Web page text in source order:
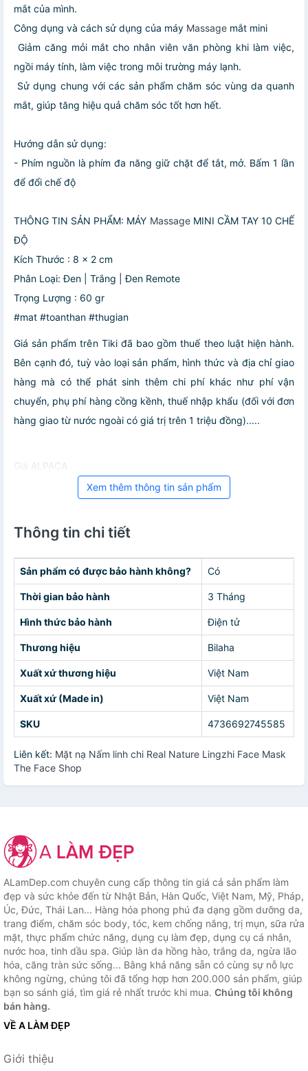
mắt của mình.
Công dụng và cách sử dụng của máy Massage mắt mini
️ Giảm căng mỏi mắt cho nhân viên văn phòng khi làm việc,
ngồi máy tính, làm việc trong môi trường máy lạnh.
️ Sử dụng chung với các sản phẩm chăm sóc vùng da quanh
mắt, giúp tăng hiệu quả chăm sóc tốt hơn hết.
Hướng dẫn sử dụng:
- Phím nguồn là phím đa năng giữ chặt để tắt, mở. Bấm 1 lần
để đổi chế độ
THÔNG TIN SẢN PHẨM: MÁY MassageMINI CẦM TAY 10 CHẾ
ĐỘ
Kích Thước : 8 x 2 cm
Phân Loại: Đen | Trắng | Đen Remote
Trọng Lượng : 60 gr
#mat #toanthan #thugian
Giá sản phẩm trên Tiki đã bao gồm thuế theo luật hiện hành.
Bên cạnh đó, tuỳ vào loại sản phẩm, hình thức và địa chỉ giao
hàng mà có thể phát sinh thêm chi phí khác như phí vận
chuyển, phụ phí hàng cồng kềnh, thuế nhập khẩu (đối với đơn
hàng giao từ nước ngoài có giá trị trên 1 triệu đồng).....
Giá ALPACA
Xem thêm thông tin sản phẩm
Thông tin chi tiết
Sản phẩm có được bảo hành không? Có
Thời gian bảo hành 3 Tháng
Hình thức bảo hành Điện tử
Thương hiệu Bilaha
Xuất xứ thương hiệu Việt Nam
Xuất xứ (Made in) Việt Nam
SKU 4736692745585
Liên kết: Mặt nạ Nấm linh chi Real Nature Lingzhi Face Mask
The Face Shop
ALamDep.com chuyên cung cấp thông tin giá cả sản phẩm làm
đẹp và sức khỏe đến từ Nhật Bản, Hàn Quốc, Việt Nam, Mỹ, Pháp,
Úc, Đức, Thái Lan... Hàng hóa phong phú đa dạng gồm dưỡng da,
trang điểm, chăm sóc body, tóc, kem chống nắng, trị mụn, sữa rửa
mặt, thực phẩm chức năng, dụng cụ làm đẹp, dụng cụ cá nhân,
nước hoa, tinh dầu spa. Giúp làn da hồng hào, trắng da, ngừa lão
hóa, căng tràn sức sống... Bằng khả năng sẵn có cùng sự nỗ lực
không ngừng, chúng tôi đã tổng hợp hơn 200.000 sản phẩm, giúp
bạn so sánh giá, tìm giá rẻ nhất trước khi mua. Chúng tôi không
bán hàng.
VỀ A LÀM ĐẸP
Giới thiệu